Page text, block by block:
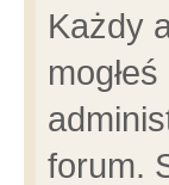
Każdy
forum.